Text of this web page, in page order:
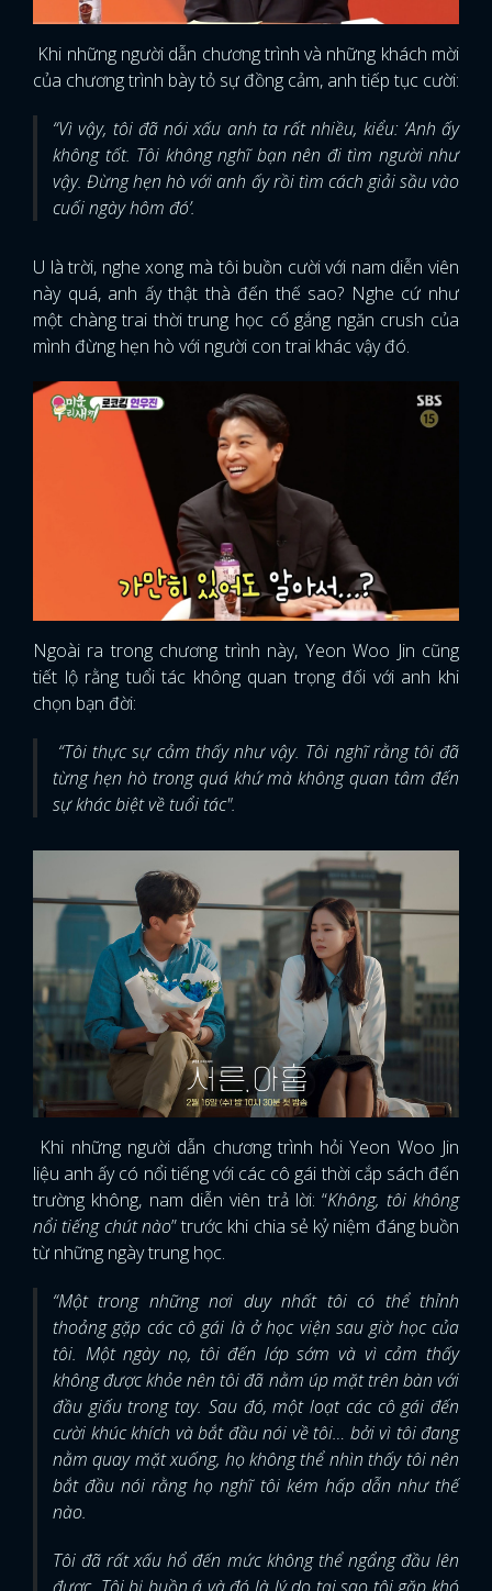
Khi những người dẫn chương trình và những khách mời
của chương trình bày tỏ sự đồng cảm, anh tiếp tục cười:
“Vì vậy, tôi đã nói xấu anh ta rất nhiều, kiểu: ‘Anh ấy
không tốt. Tôi không nghĩ bạn nên đi tìm người như
vậy. Đừng hẹn hò với anh ấy rồi tìm cách giải sầu vào
cuối ngày hôm đó’.
U là trời, nghe xong mà tôi buồn cười với nam diễn viên
này quá, anh ấy thật thà đến thế sao? Nghe cứ như
một chàng trai thời trung học cố gắng ngăn crush của
mình đừng hẹn hò với người con trai khác vậy đó.
Ngoài ra trong chương trình này, Yeon Woo Jin cũng
tiết lộ rằng tuổi tác không quan trọng đối với anh khi
chọn bạn đời:
“Tôi thực sự cảm thấy như vậy. Tôi nghĩ rằng tôi đã
từng hẹn hò trong quá khứ mà không quan tâm đến
sự khác biệt về tuổi tác".
Khi những người dẫn chương trình hỏi Yeon Woo Jin
liệu anh ấy có nổi tiếng với các cô gái thời cắp sách đến
trường không, nam diễn viên trả lời: “Không, tôi không
nổi tiếng chút nào” trước khi chia sẻ kỷ niệm đáng buồn
từ những ngày trung học.
“Một trong những nơi duy nhất tôi có thể thỉnh
thoảng gặp các cô gái là ở học viện sau giờ học của
tôi. Một ngày nọ, tôi đến lớp sớm và vì cảm thấy
không được khỏe nên tôi đã nằm úp mặt trên bàn với
đầu giấu trong tay. Sau đó, một loạt các cô gái đến
cười khúc khích và bắt đầu nói về tôi… bởi vì tôi đang
nằm quay mặt xuống, họ không thể nhìn thấy tôi nên
bắt đầu nói rằng họ nghĩ tôi kém hấp dẫn như thế
nào.
Tôi đã rất xấu hổ đến mức không thể ngẩng đầu lên
được. Tôi bị buồn á và đó là lý do tại sao tôi gặp khó